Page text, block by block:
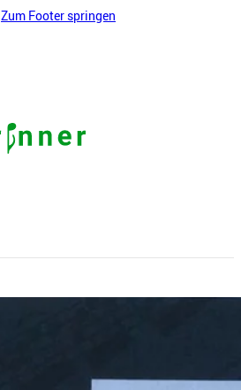
Zum Footer springen